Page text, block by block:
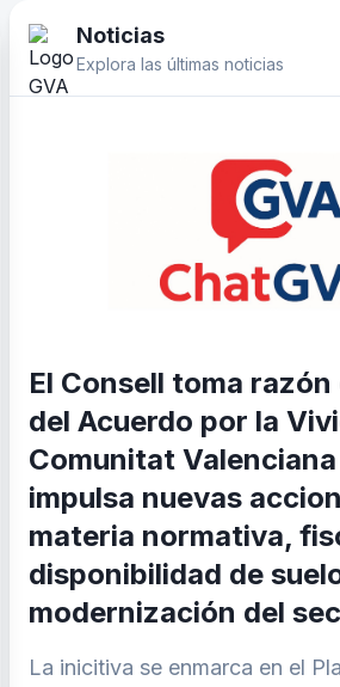
Noticias
Explora las últimas noticias
El Consell toma
del Acuerdo por la
Comunitat
impulsa nuevas
materia normativa,
disponibilidad de
modernización del
La inicitiva se enmarca en el